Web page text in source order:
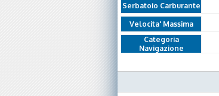
Serbatoio Carburante
Velocita' Massima
Categoria
Navigazione